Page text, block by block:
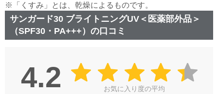
※「くすみ」とは、乾燥によるものです。
サンガード30 ブライトニングUV＜医薬部外品＞
（SPF30・PA+++）の口コミ
4.2 お気に入り度の平均